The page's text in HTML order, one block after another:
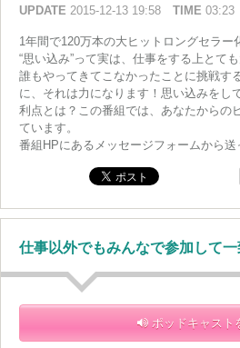
UPDATE 2015-12-13 19:58 TIME 03:23
1年間で120万本の大ヒットロングセラー
“思い込み”って実は、仕事をする上とて
誰もやってきてこなかったことに挑戦す
に、それは力になります！思い込みをし
利点とは？この番組では、あなたからの
ています。
番組HPにあるメッセージフォームから送
仕事以外でもみんなで参加して一
ポッドキャスト